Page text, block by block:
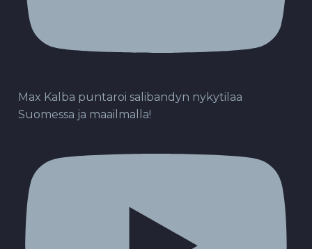
Max Kalba puntaroi salibandyn nykytilaa
Suomessa ja maailmalla!